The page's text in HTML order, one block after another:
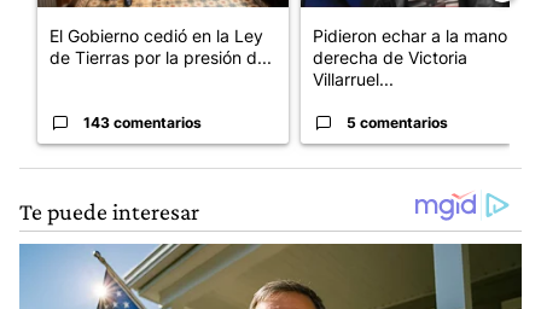
El Gobierno cedió en la Ley
de Tierras por la presión d...
143 comentarios
Pidieron echar a la mano
derecha de Victoria
Villarruel...
5 comentarios